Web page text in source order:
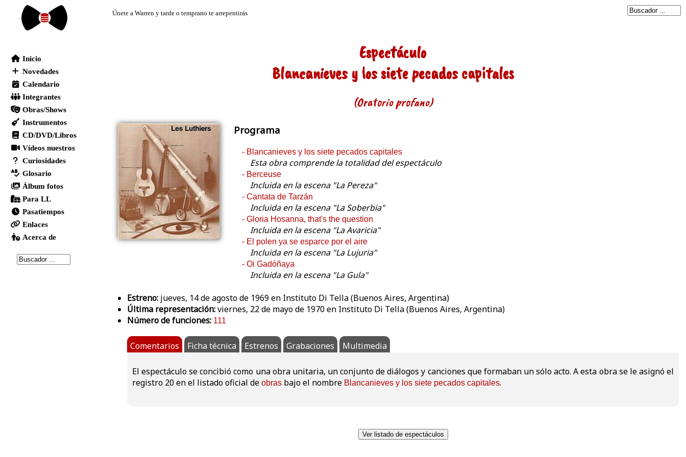
Espectáculo
Blancanieves y los siete pecados capitales
(Oratorio profano)
Programa
- Blancanieves y los siete pecados capitales
Esta obra comprende la totalidad del espectáculo
- Berceuse
Incluida en la escena "La Pereza"
- Cantata de Tarzán
Incluida en la escena "La Soberbia"
- Gloria Hosanna, that's the question
Incluida en la escena "La Avaricia"
- El polen ya se esparce por el aire
Incluida en la escena "La Lujuria"
- Oi Gadóñaya
Incluida en la escena "La Gula"
Estreno: jueves, 14 de agosto de 1969 en Instituto Di Tella (Buenos Aires, Argentina)
Última representación:viernes, 22 de mayo de 1970 en Instituto Di Tella (Buenos Aires, Argentina)
Número de funciones: 111
Comentarios Ficha técnica Estrenos Grabaciones Multimedia
El espectáculo se concibió como una obra unitaria, un conjunto de diálogos y canciones que formaban un sólo acto. A esta obra se le asignó el
registro 20 en el listado oficial de obras bajo el nombre Blancanieves y los siete pecados capitales.
Ver listado de espectáculos